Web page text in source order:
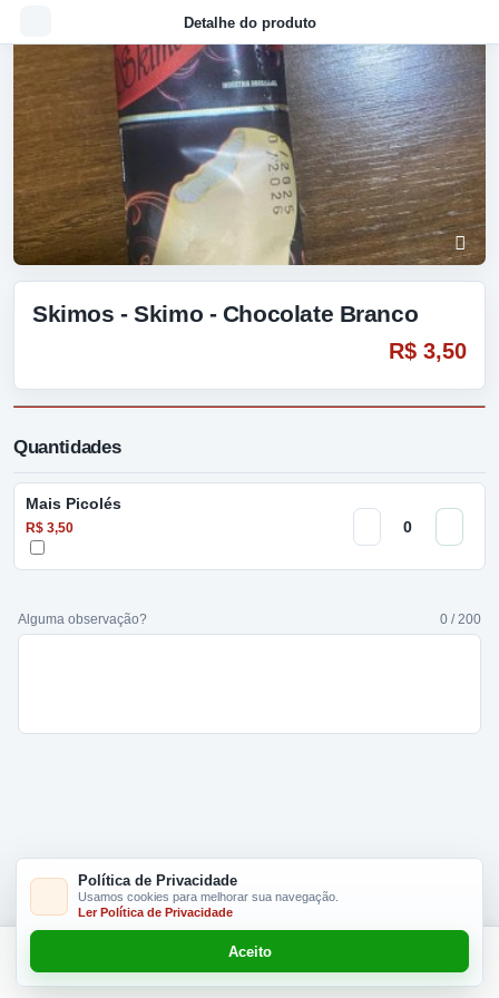
Detalhe do produto
Skimos - Skimo - Chocolate Branco
R$ 3,50
Adicionar R$ 3,50
Quantidades
Mais Picolés
R$ 3,50
Alguma observação? 0 / 200
Política de Privacidade
Usamos cookies para melhorar sua navegação.
Ler Política de Privacidade
Aceito